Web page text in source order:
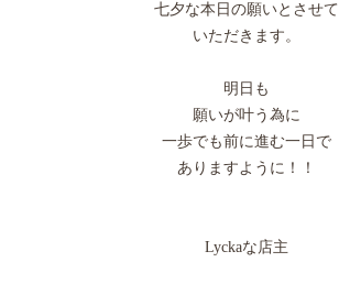
七夕な本日の願いとさせて
いただきます。
明日も
願いが叶う為に
一歩でも前に進む一日で
ありますように！！
Lyckaな店主